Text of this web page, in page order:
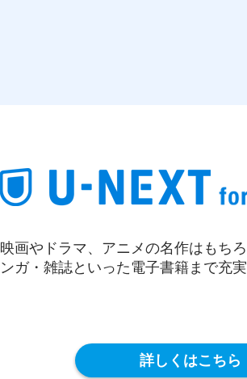
映画やドラマ、アニメの名作はもち
ンガ・雑誌といった電子書籍まで充
詳しくはこちら